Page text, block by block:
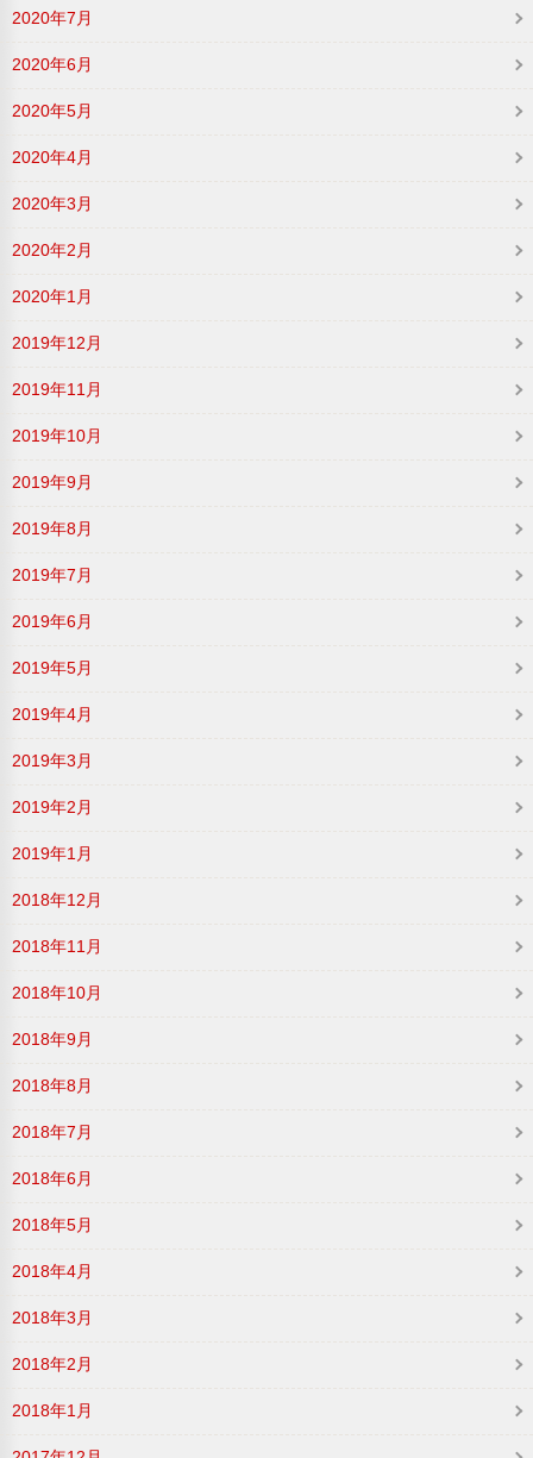
2020年7月
2020年6月
2020年5月
2020年4月
2020年3月
2020年2月
2020年1月
2019年12月
2019年11月
2019年10月
2019年9月
2019年8月
2019年7月
2019年6月
2019年5月
2019年4月
2019年3月
2019年2月
2019年1月
2018年12月
2018年11月
2018年10月
2018年9月
2018年8月
2018年7月
2018年6月
2018年5月
2018年4月
2018年3月
2018年2月
2018年1月